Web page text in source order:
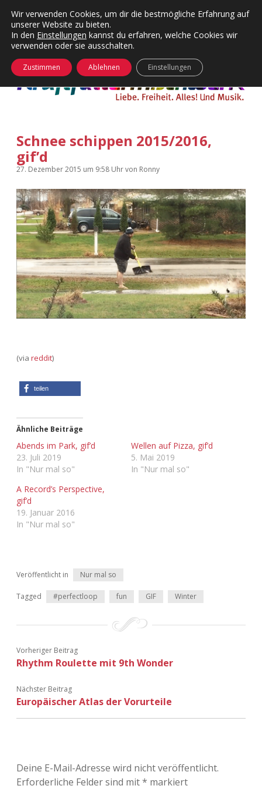
Kategorien
Menü
24 Hours Chilling
Die Wende
KFMW-Disco
kfmw.stuff
Kopfkinomusik
Nur mal so
Täglicher Sinnwahn
Visuelles
Wandnotizen
KFMW-Disco
Dates
Contact
Adventskalender
öffnen
Adventskalender 2010
Adventskalender 2011
Adventskalender 2012
Adventskalender 2013
Adventskalender 2014
Adventskalender 2018
Adventskalender 2019
Adventskalender 2024
facebook
instagram
rss soundcloud
vimeoBluesky
öffnen
Schnee schippen 2015/2016,
gif’d
27. Dezember 2015 um 9:58 Uhrvon Ronny
(via reddit)
teilen
Ähnliche Beiträge
Abends im Park, gif’d
23. Juli 2019
In "Nur mal so"
Wellen auf Pizza, gif’d
5. Mai 2019
In "Nur mal so"
A Record’s Perspective,
gif’d
19. Januar 2016
In "Nur mal so"
Veröffentlicht in Nur mal so
Tagged #perfectloop fun GIF Winter
Vorheriger Beitrag
Rhythm Roulette mit 9th Wonder
Nächster Beitrag
Europäischer Atlas der Vorurteile
Deine E-Mail-Adresse wird nicht veröffentlicht.
Erforderliche Felder sind mit* markiert
Wir verwenden Cookies, um dir die bestmögliche Erfahrung auf
unserer Website zu bieten.
In den Einstellungen kannst du erfahren, welche Cookies wir
verwenden oder sie ausschalten.
Zustimmen Ablehnen Einstellungen